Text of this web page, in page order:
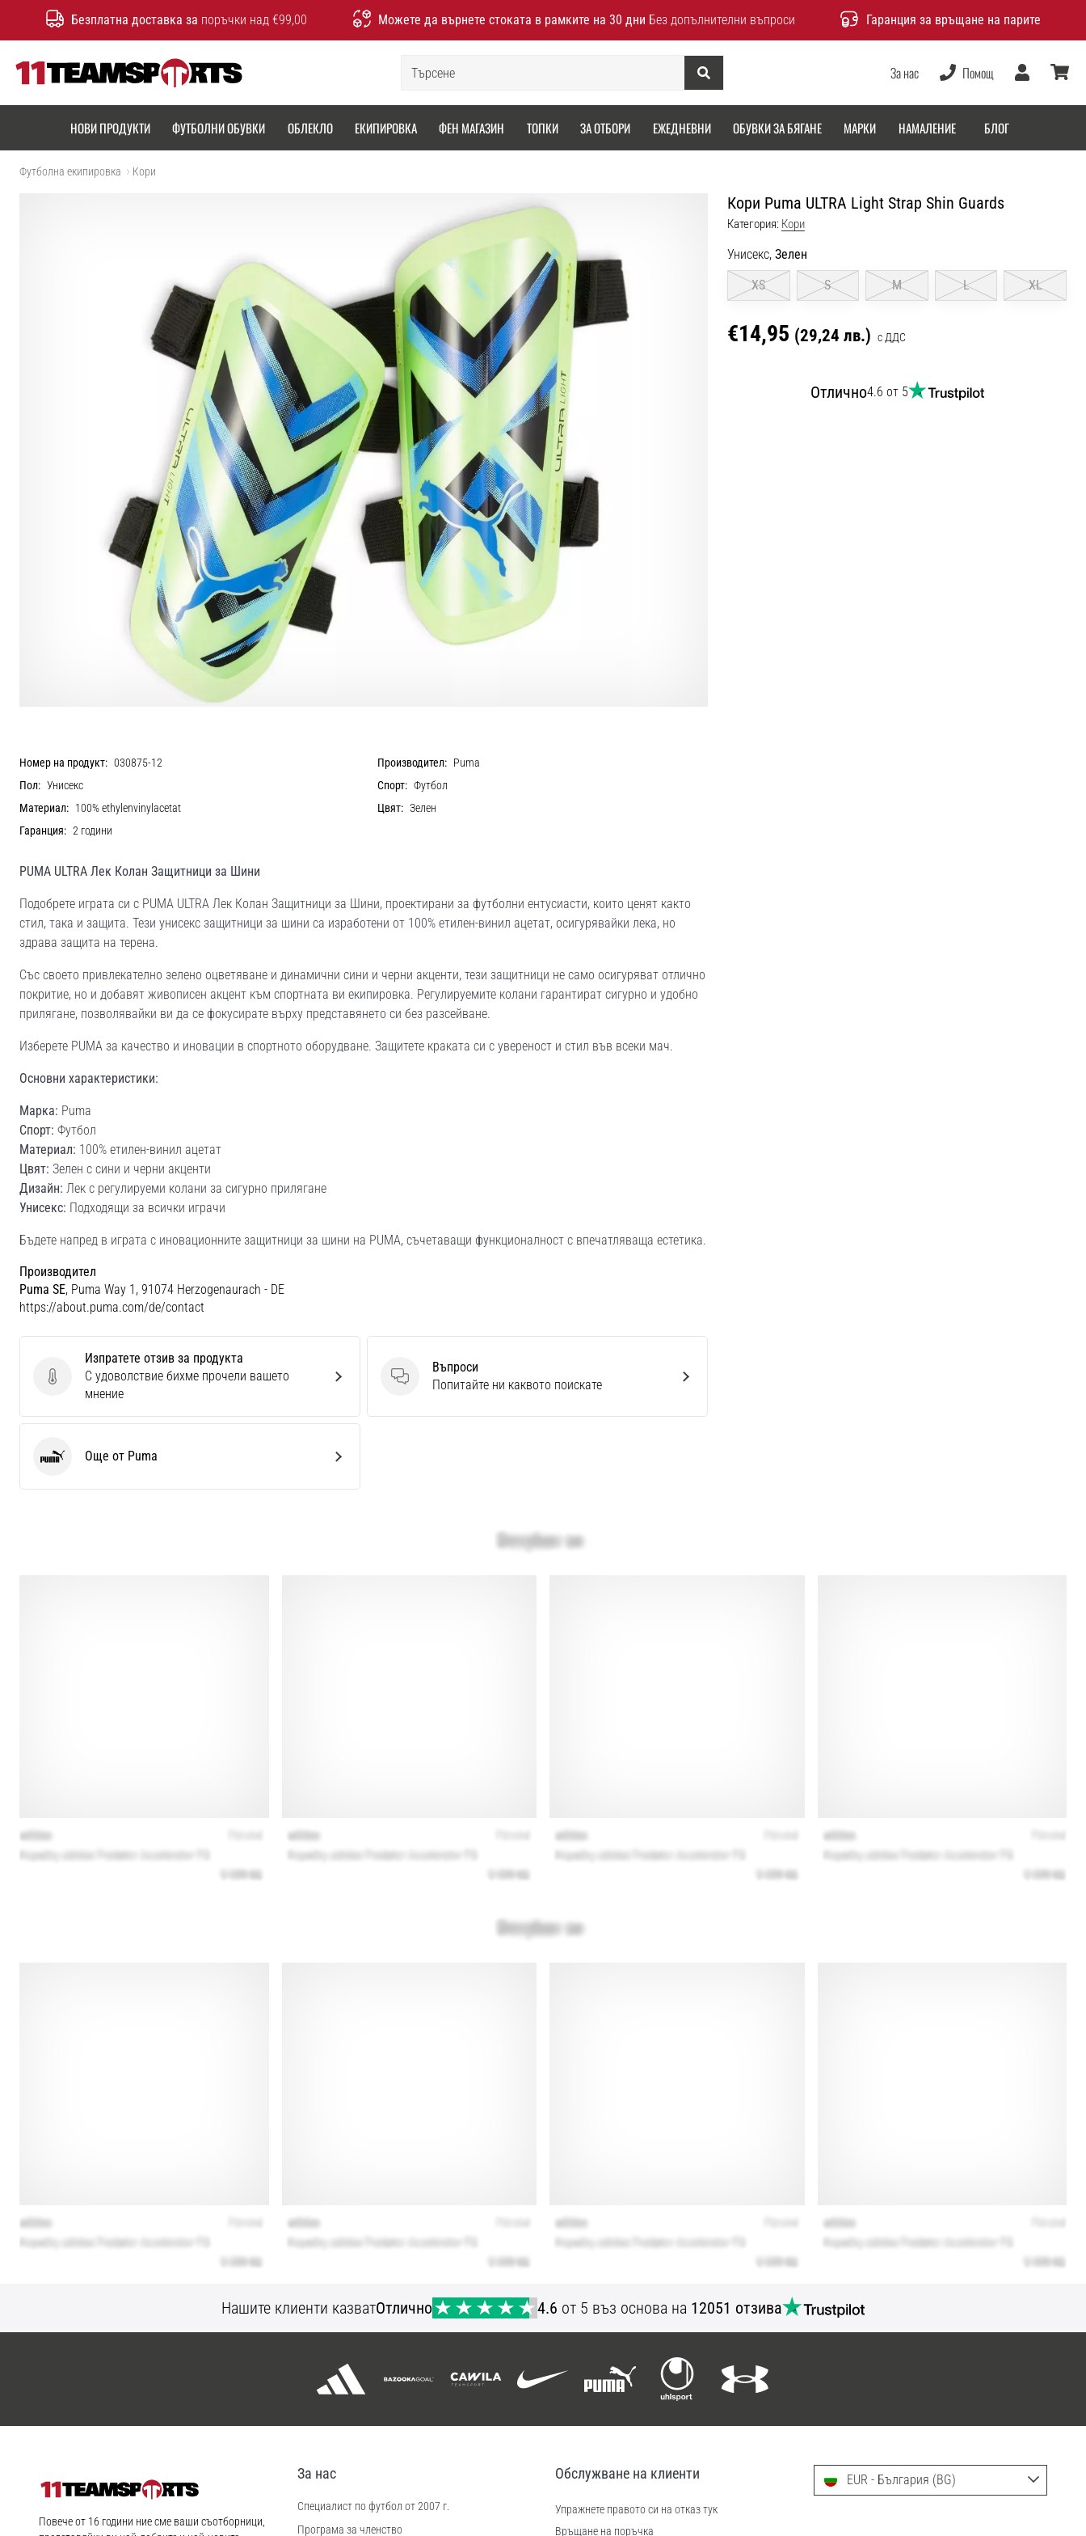
Безплатна доставка за поръчки над €99,00 Можете да върнете стоката в рамките на 30 дни Без допълнителни въпроси Гаранция за връщане на парите
Търсене
За нас Помощ
Потребител
НОВИ ПРОДУКТИ ФУТБОЛНИ ОБУВКИ ОБЛЕКЛО ЕКИПИРОВКА ФЕН МАГАЗИН ТОПКИ ЗА ОТБОРИ ЕЖЕДНЕВНИ ОБУВКИ ЗА БЯГАНЕ МАРКИ НАМАЛЕНИЕ БЛОГ
Футболна екипировка Кори
Кори Puma ULTRA Light Strap Shin Guards
Категория: Кори
Унисекс, Зелен
XS
S M L XL
€14,95 (29,24 лв.) с ДДС
Отлично4.6 от 5
Номер на продукт: 030875-12 Производител: Puma
Пол: Унисекс Спорт: Футбол
Материал: 100% ethylenvinylacetat Цвят: Зелен
Гаранция: 2 години
PUMA ULTRA Лек Колан Защитници за Шини
Подобрете играта си с PUMA ULTRA Лек Колан Защитници за Шини, проектирани за футболни ентусиасти, които ценят както
стил, така и защита. Тези унисекс защитници за шини са изработени от 100% етилен-винил ацетат, осигурявайки лека, но
здрава защита на терена.
Със своето привлекателно зелено оцветяване и динамични сини и черни акценти, тези защитници не само осигуряват отлично
покритие, но и добавят живописен акцент към спортната ви екипировка. Регулируемите колани гарантират сигурно и удобно
прилягане, позволявайки ви да се фокусирате върху представянето си без разсейване.
Изберете PUMA за качество и иновации в спортното оборудване. Защитете краката си с увереност и стил във всеки мач.
Основни характеристики:
Марка: Puma
Спорт: Футбол
Материал: 100% етилен-винил ацетат
Цвят: Зелен с сини и черни акценти
Дизайн: Лек с регулируеми колани за сигурно прилягане
Унисекс: Подходящи за всички играчи
Бъдете напред в играта с иновационните защитници за шини на PUMA, съчетаващи функционалност с впечатляваща естетика.
Производител
Puma SE, Puma Way 1, 91074 Herzogenaurach - DE
https://about.puma.com/de/contact
Изпратете отзив за продукта
Изпратете отзив за продукта
С удоволствие бихме прочели вашето
мнение
Въпроси
Въпроси
Попитайте ни каквото поискате
Puma Още от Puma
Нашите клиенти казватОтлично 4.6 от 5 въз основа на 12051 отзива
11teamsports.bg
Повече от 16 години ние сме ваши съотборници,
За нас
Специалист по футбол от 2007 г.
Програма за членство
Обслужване на клиенти
Упражнете правото си на отказ тук
Връщане на поръчка
EUR - България (BG)